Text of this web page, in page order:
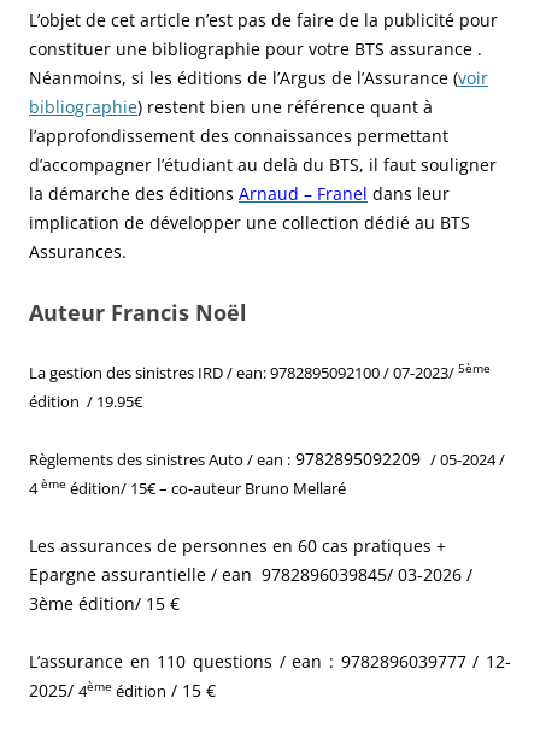
L’objet de cet article n’est pas de faire de la publicité pour
constituer une bibliographie pour votre BTS assurance .
Néanmoins, si les éditions de l’Argus de l’Assurance (voir
bibliographie) restent bien une référence quant à
l’approfondissement des connaissances permettant
d’accompagner l’étudiant au delà du BTS, il faut souligner
la démarche des éditions Arnaud – Franel dans leur
implication de développer une collection dédié au BTS
Assurances.
Auteur Francis Noël
La gestion des sinistres IRD /ean: 9782895092100/ 07-2023/ 5ème
édition / 19.95€
Règlements des sinistres Auto / ean : 9782895092209 / 05-2024 /
4ème édition/ 15€ – co-auteur Bruno Mellaré
Les assurances de personnes en 60 cas pratiques +
Epargne assurantielle / ean 9782896039845/ 03-2026 /
3ème édition/ 15 €
L’assurance en 110 questions / ean : 9782896039777/ 12-
2025/ 4ème édition / 15 €